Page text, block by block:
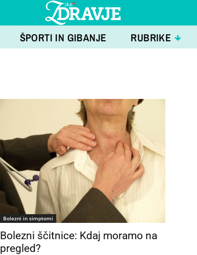
ŠPORTI IN GIBANJE RUBRIKE
Bolezni in simptomi
Bolezni ščitnice: Kdaj moramo na
pregled?